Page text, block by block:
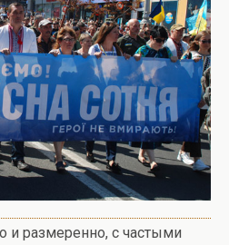
и размеренно, с частыми